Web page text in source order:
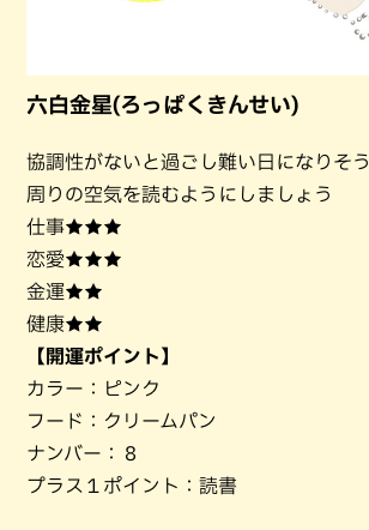
六白金星(ろっぱくきんせい)
協調性がないと過ごし難い日になりそう
周りの空気を読むようにしましょう
仕事★★★
恋愛★★★
金運★★
健康★★
【開運ポイント】
カラー：ピンク
フード：クリームパン
ナンバー：８
プラス１ポイント：読書